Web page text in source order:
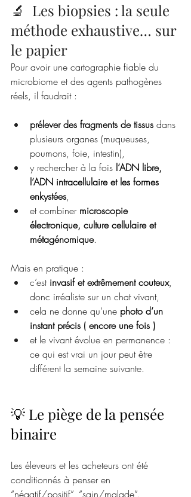
🔬  Les biopsies : la seule
méthode exhaustive… sur
le papier
Pour avoir une cartographie fiable du
microbiome et des agents pathogènes
réels, il faudrait :
prélever des fragments de tissus dans
plusieurs organes (muqueuses,
poumons, foie, intestin),
y rechercher à la fois l’ADN libre,
l’ADN intracellulaire et les formes
enkystées,
et combiner microscopie
électronique, culture cellulaire et
métagénomique.
Mais en pratique :
c’est invasif et extrêmement couteux,
donc irréaliste sur un chat vivant,
cela ne donne qu’une photo d’un
instant précis ( encore une fois )
et le vivant évolue en permanence :
ce qui est vrai un jour peut être
différent la semaine suivante.
💡 Le piège de la pensée
binaire
Les éleveurs et les acheteurs ont été
conditionnés à penser en
“négatif/positif”, “sain/malade”.